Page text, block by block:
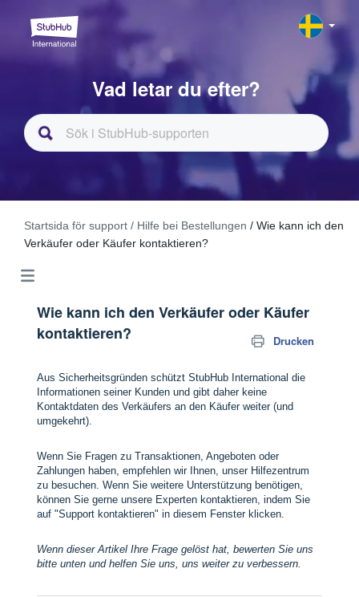
Vad letar du efter?
Startsida för support / Hilfe bei Bestellungen / Wie kann ich den
Verkäufer oder Käufer kontaktieren?
Wie kann ich den Verkäufer oder Käufer
kontaktieren?
Drucken
Aus Sicherheitsgründen schützt StubHub International die
Informationen seiner Kunden und gibt daher keine
Kontaktdaten des Verkäufers an den Käufer weiter (und
umgekehrt).
Wenn Sie Fragen zu Transaktionen, Angeboten oder
Zahlungen haben, empfehlen wir Ihnen, unser Hilfezentrum
zu besuchen. Wenn Sie weitere Unterstützung benötigen,
können Sie gerne unsere Experten kontaktieren, indem Sie
auf "Support kontaktieren" in diesem Fenster klicken.
Wenn dieser Artikel Ihre Frage gelöst hat, bewerten Sie uns
bitte unten und helfen Sie uns, uns weiter zu verbessern.